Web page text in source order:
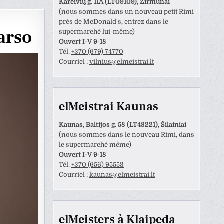
Anastazija Lukoševičienė
prieš 3 metų
greitai bei kokybiškai
Kareivių g. 11A (LT09109), Žirmūnai
(nous sommes dans un nouveau petit Rimi
près de McDonald's, entrez dans le
supermarché lui-même)
Ouvert I-V 9-18
Tél. +370 (679) 74770
Courriel : vilnius@elmeistrai.lt
elMeistrai Kaunas
Kaunas, Baltijos g. 58 (LT48221), Šilainiai
(nous sommes dans le nouveau Rimi, dans
le supermarché même)
Ouvert I-V 9-18
Tél. +370 (656) 95553
Courriel : kaunas@elmeistrai.lt
elMeisters à Klaipeda